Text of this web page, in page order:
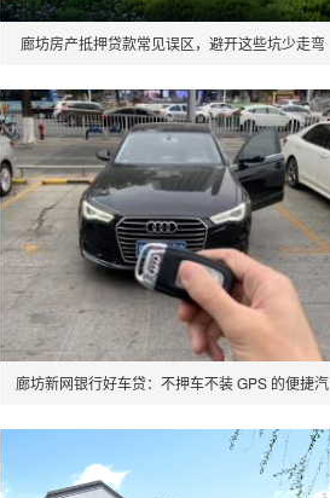
廊坊房产抵押贷款常见误区，避开这些坑少走弯
路!
廊坊新网银行好车贷：不押车不装 GPS 的便捷汽
车抵押贷款产品